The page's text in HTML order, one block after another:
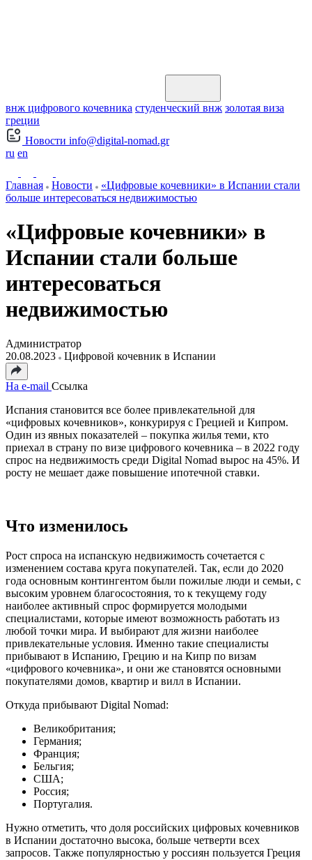
внж цифрового кочевника студенческий внж золотая виза
греции
Новости info@digital-nomad.gr
ru en
Главная Новости
«Цифровые кочевники» в Испании стали
больше интересоваться недвижимостью
«Цифровые кочевники» в
Испании стали больше
интересоваться
недвижимостью
Администратор
20.08.2023
Цифровой кочевник в Испании
На e-mail Ссылка
Испания становится все более привлекательной для
«цифровых кочевников», конкурируя с Грецией и Кипром.
Один из явных показателей – покупка жилья теми, кто
приехал в страну по визе цифрового кочевника – в 2022 году
спрос на недвижимость среди Digital Nomad вырос на 45%. И
росту не мешает даже повышение ипотечной ставки.
Что изменилось
Рост спроса на испанскую недвижимость сочетается с
изменением состава круга покупателей. Так, если до 2020
года основным контингентом были пожилые люди и семьи, с
высоким уровнем благосостояния, то к текущему году
наиболее активный спрос формируется молодыми
специалистами, которые имеют возможность работать из
любой точки мира. И выбирают для жизни наиболее
привлекательные условия. Именно такие специалисты
прибывают в Испанию, Грецию и на Кипр по визам
«цифрового кочевника», и они же становятся основными
покупателями домов, квартир и вилл в Испании.
Откуда прибывают Digital Nomad:
Великобритания;
Германия;
Франция;
Бельгия;
США;
Россия;
Португалия.
Нужно отметить, что доля российских цифровых кочевников
в Испании достаточно высока, больше четверти всех
запросов. Также популярностью у россиян пользуется Греция